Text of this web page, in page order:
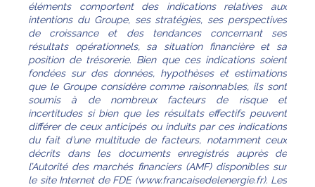
éléments comportent des indications relatives aux
intentions du Groupe, ses stratégies, ses perspectives
de croissance et des tendances concernant ses
résultats opérationnels, sa situation financière et sa
position de trésorerie. Bien que ces indications soient
fondées sur des données, hypothèses et estimations
que le Groupe considère comme raisonnables, ils sont
soumis à de nombreux facteurs de risque et
incertitudes si bien que les résultats effectifs peuvent
différer de ceux anticipés ou induits par ces indications
du fait d’une multitude de facteurs, notamment ceux
décrits dans les documents enregistrés auprès de
l’Autorité des marchés financiers (AMF) disponibles sur
le site Internet de FDE (www.francaisedelenergie.fr). Les